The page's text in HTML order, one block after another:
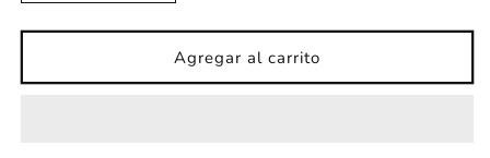
cantidad
para
infantil
cantidad
para
Vinilo
infantil
Agregar al carrito